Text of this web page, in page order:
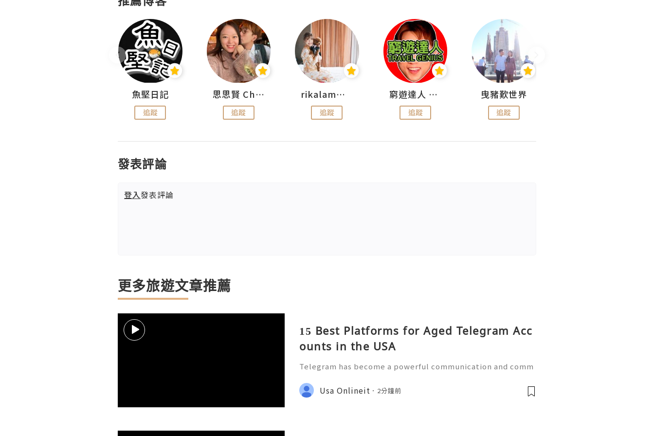
魚堅日記
追蹤
思思賢 ChillMyBabe
追蹤
rikalammm
追蹤
窮遊達人 Mr.TravelGenius
追蹤
曳豬歎世界
追蹤
發表評論
登入發表評論
更多旅遊文章推薦
15 Best Platforms for Aged Telegram Acc
ounts in the USA
Telegram has become a powerful communication and comm
s, agencies, and online communities throughout the United
States. As more organizations u
Usa Onlineit 2分鐘前